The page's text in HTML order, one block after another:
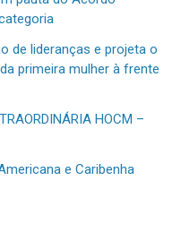
de lideranças e projeta o
primeira mulher à frente
HOCM –
e Caribenha